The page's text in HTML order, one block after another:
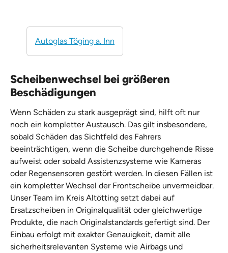
Autoglas Töging a. Inn
Scheibenwechsel bei größeren
Beschädigungen
Wenn Schäden zu stark ausgeprägt sind, hilft oft nur
noch ein kompletter Austausch. Das gilt insbesondere,
sobald Schäden das Sichtfeld des Fahrers
beeinträchtigen, wenn die Scheibe durchgehende Risse
aufweist oder sobald Assistenzsysteme wie Kameras
oder Regensensoren gestört werden. In diesen Fällen ist
ein kompletter Wechsel der Frontscheibe unvermeidbar.
Unser Team im Kreis Altötting setzt dabei auf
Ersatzscheiben in Originalqualität oder gleichwertige
Produkte, die nach Originalstandards gefertigt sind. Der
Einbau erfolgt mit exakter Genauigkeit, damit alle
sicherheitsrelevanten Systeme wie Airbags und